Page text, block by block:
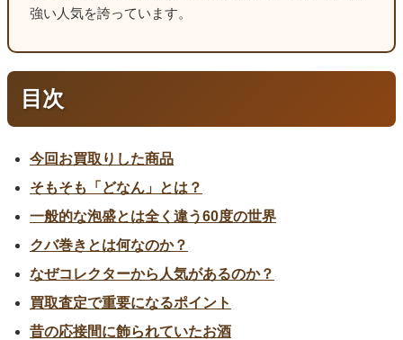
強い人気を誇っています。
目次
今回お買取りした商品
そもそも「どなん」とは？
一般的な泡盛とは全く違う60度の世界
クバ巻きとは何なのか？
なぜコレクターから人気があるのか？
買取査定で重要になるポイント
昔の応接間に飾られていたお酒